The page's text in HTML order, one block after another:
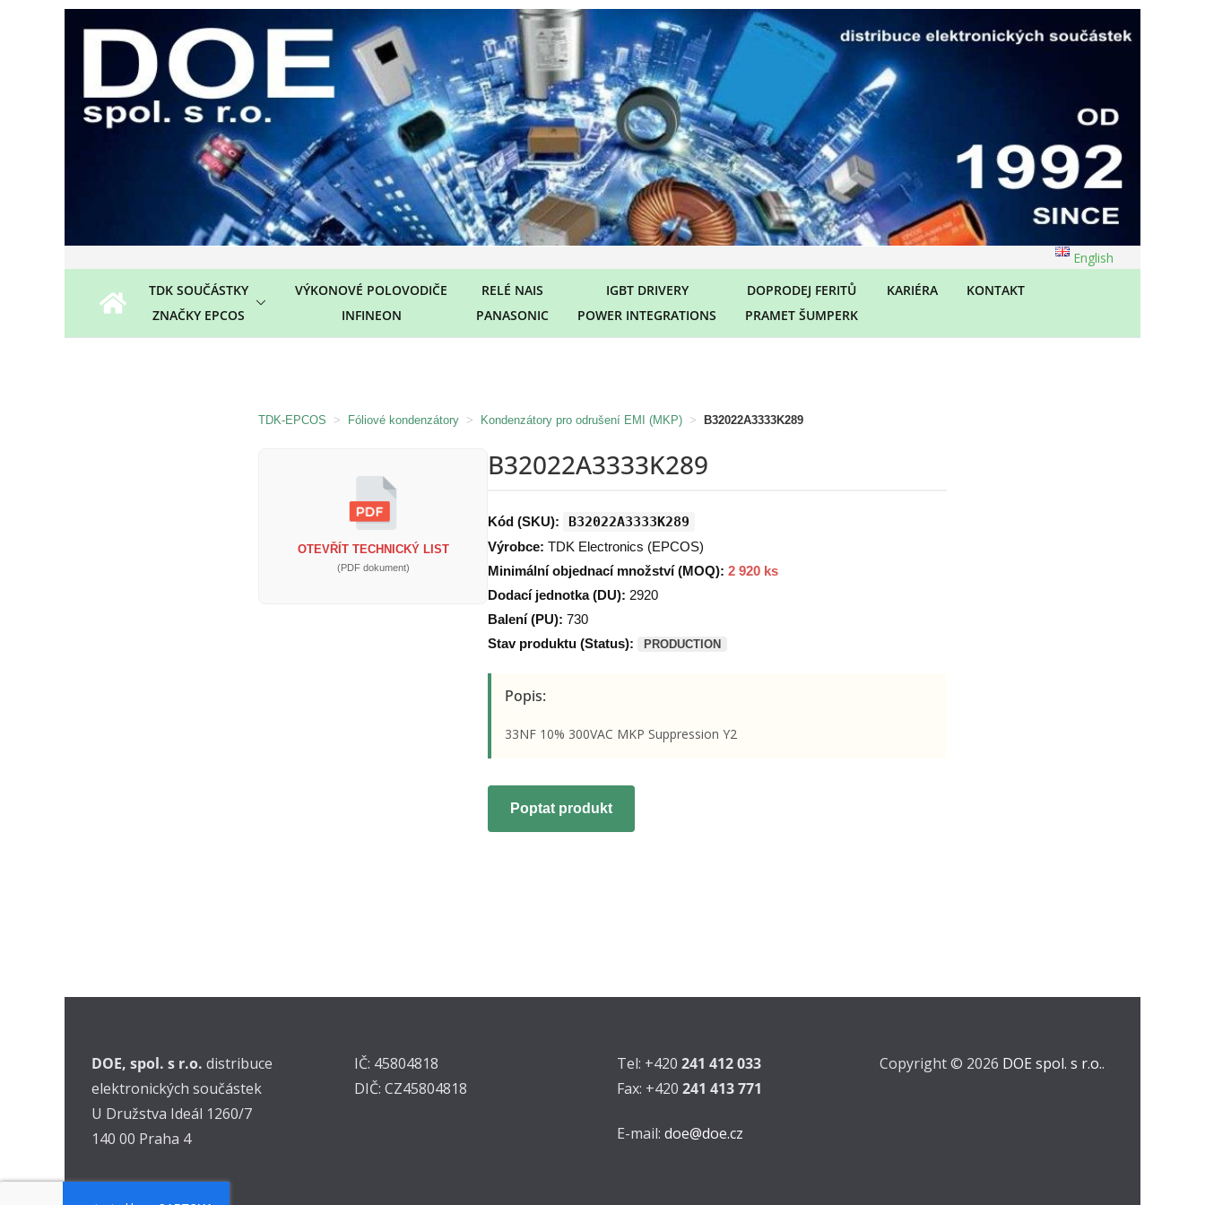
English
TDK SOUČÁSTKY
ZNAČKY EPCOS
VÝKONOVÉ POLOVODIČE
INFINEON
RELÉ NAIS
PANASONIC
IGBT DRIVERY
POWER INTEGRATIONS
DOPRODEJ FERITŮ
PRAMET ŠUMPERK
KARIÉRA KONTAKT
TDK-EPCOS > Fóliové kondenzátory > Kondenzátory pro odrušení EMI (MKP) > B32022A3333K289
OTEVŘÍT TECHNICKÝ LIST
(PDF dokument)
B32022A3333K289
Kód (SKU): B32022A3333K289
Výrobce: TDK Electronics (EPCOS)
Minimální objednací množství (MOQ): 2 920 ks
Dodací jednotka (DU): 2920
Balení (PU): 730
Stav produktu (Status):
PRODUCTION
Popis:
33NF 10% 300VAC MKP Suppression Y2
Poptat produkt
DOE, spol. s r.o. distribuce
elektronických součástek
U Družstva Ideál 1260/7
140 00 Praha 4
IČ: 45804818
DIČ: CZ45804818
Tel: +420 241 412 033
Fax: +420 241 413 771
E-mail: doe@doe.cz
Copyright © 2026 DOE spol. s r.o..